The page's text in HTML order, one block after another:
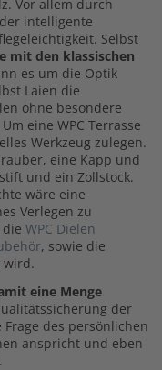
Vor allem durch
intelligente
Selbst
mit den klassischen
es um die Optik
Laien die
ohne besondere
eine WPC Terrasse
Werkzeug zulegen.
eine Kapp und
und ein Zollstock.
wäre eine
Verlegen zu
WPC Dielen
, sowie die
wird.
eine Menge
der
des persönlichen
anspricht und eben